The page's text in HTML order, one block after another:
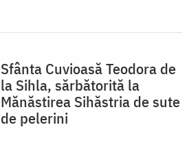
Sfânta Cuvioasă Teodora de
la Sihla, sărbătorită la
Mănăstirea Sihăstria de sute
de pelerini